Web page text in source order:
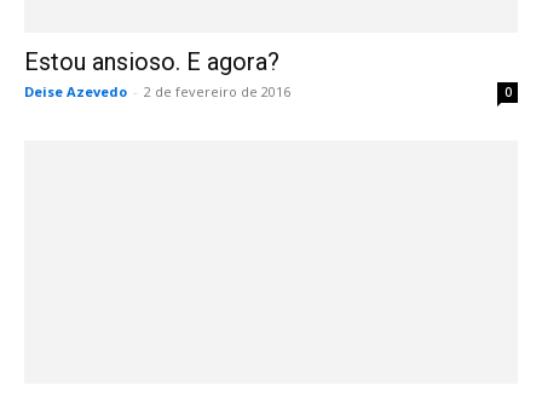
Estou ansioso. E agora?
Deise Azevedo - 2 de fevereiro de 2016 0